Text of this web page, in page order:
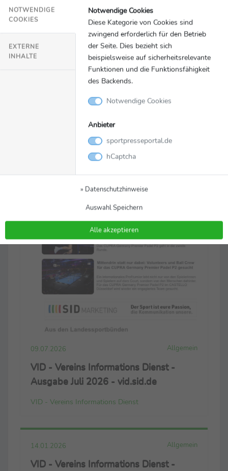
Mehr von VID - Vereins
Informations Dienst
09.07.2026 Allgemein
VID - Vereins Informations Dienst -
Ausgabe Juli 2026 - vid.sid.de
VID - Vereins Informations Dienst
14.01.2026 Allgemein
VID - Vereins Informations Dienst -
NOTWENDIGE
COOKIES
EXTERNE
INHALTE
Notwendige Cookies
Diese Kategorie von Cookies sind
zwingend erforderlich für den Betrieb
der Seite. Dies bezieht sich
beispielsweise auf sicherheitsrelevante
Funktionen und die Funktionsfähigkeit
des Backends.
Notwendige Cookies
Anbieter
sportpresseportal.de
hCaptcha
» Datenschutzhinweise
Auswahl Speichern
Alle akzeptieren